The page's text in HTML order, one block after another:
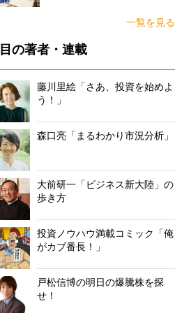
一覧を見る
の著者・連載
藤川里絵「さあ、投資を始めよ
う！」
森口亮「まるわかり市況分析」
大前研一「ビジネス新大陸」の
歩き方
投資ノウハウ満載コミック「俺
がカブ番長！」
戸松信博の明日の爆騰株を探
せ！